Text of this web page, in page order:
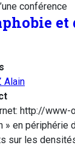
conférence
Alain
http://www-
» en
sur les